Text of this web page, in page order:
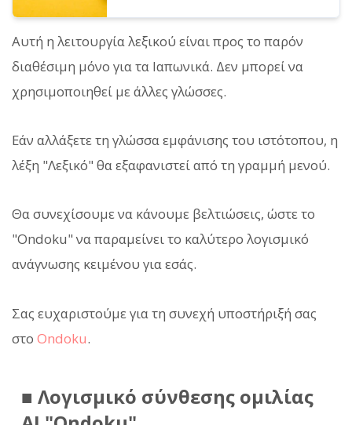
Αυτή η λειτουργία λεξικού είναι προς το παρόν
διαθέσιμη μόνο για τα Ιαπωνικά. Δεν μπορεί να
χρησιμοποιηθεί με άλλες γλώσσες.
Εάν αλλάξετε τη γλώσσα εμφάνισης του ιστότοπου, η
λέξη "Λεξικό" θα εξαφανιστεί από τη γραμμή μενού.
Θα συνεχίσουμε να κάνουμε βελτιώσεις, ώστε το
"Ondoku" να παραμείνει το καλύτερο λογισμικό
ανάγνωσης κειμένου για εσάς.
Σας ευχαριστούμε για τη συνεχή υποστήριξή σας
στο Ondoku.
■ Λογισμικό σύνθεσης ομιλίας